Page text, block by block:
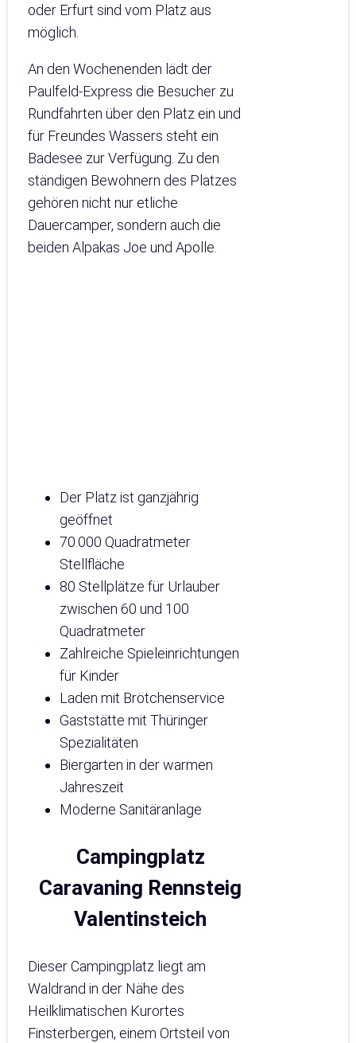
oder Erfurt sind vom Platz aus
möglich.
An den Wochenenden lädt der
Paulfeld-Express die Besucher zu
Rundfahrten über den Platz ein und
für Freundes Wassers steht ein
Badesee zur Verfügung. Zu den
ständigen Bewohnern des Platzes
gehören nicht nur etliche
Dauercamper, sondern auch die
beiden Alpakas Joe und Apolle.
Der Platz ist ganzjährig
geöffnet
70.000 Quadratmeter
Stellfläche
80 Stellplätze für Urlauber
zwischen 60 und 100
Quadratmeter
Zahlreiche Spieleinrichtungen
für Kinder
Laden mit Brötchenservice
Gaststätte mit Thüringer
Spezialitäten
Biergarten in der warmen
Jahreszeit
Moderne Sanitäranlage
Campingplatz
Caravaning Rennsteig
Valentinsteich
Dieser Campingplatz liegt am
Waldrand in der Nähe des
Heilklimatischen Kurortes
Finsterbergen, einem Ortsteil von